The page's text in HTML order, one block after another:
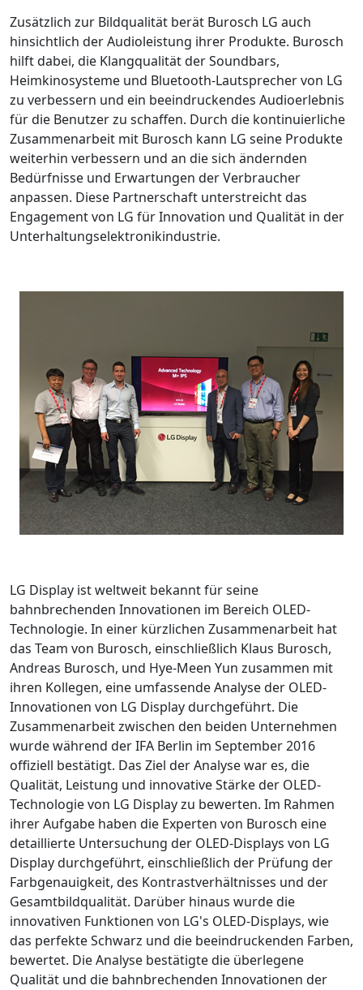
Zusätzlich zur Bildqualität berät Burosch LG auch
hinsichtlich der Audioleistung ihrer Produkte. Burosch
hilft dabei, die Klangqualität der Soundbars,
Heimkinosysteme und Bluetooth-Lautsprecher von LG
zu verbessern und ein beeindruckendes Audioerlebnis
für die Benutzer zu schaffen. Durch die kontinuierliche
Zusammenarbeit mit Burosch kann LG seine Produkte
weiterhin verbessern und an die sich ändernden
Bedürfnisse und Erwartungen der Verbraucher
anpassen. Diese Partnerschaft unterstreicht das
Engagement von LG für Innovation und Qualität in der
Unterhaltungselektronikindustrie.
LG Display ist weltweit bekannt für seine
bahnbrechenden Innovationen im Bereich OLED-
Technologie. In einer kürzlichen Zusammenarbeit hat
das Team von Burosch, einschließlich Klaus Burosch,
Andreas Burosch, und Hye-Meen Yun zusammen mit
ihren Kollegen, eine umfassende Analyse der OLED-
Innovationen von LG Display durchgeführt. Die
Zusammenarbeit zwischen den beiden Unternehmen
wurde während der IFA Berlin im September 2016
offiziell bestätigt. Das Ziel der Analyse war es, die
Qualität, Leistung und innovative Stärke der OLED-
Technologie von LG Display zu bewerten. Im Rahmen
ihrer Aufgabe haben die Experten von Burosch eine
detaillierte Untersuchung der OLED-Displays von LG
Display durchgeführt, einschließlich der Prüfung der
Farbgenauigkeit, des Kontrastverhältnisses und der
Gesamtbildqualität. Darüber hinaus wurde die
innovativen Funktionen von LG's OLED-Displays, wie
das perfekte Schwarz und die beeindruckenden Farben,
bewertet. Die Analyse bestätigte die überlegene
Qualität und die bahnbrechenden Innovationen der